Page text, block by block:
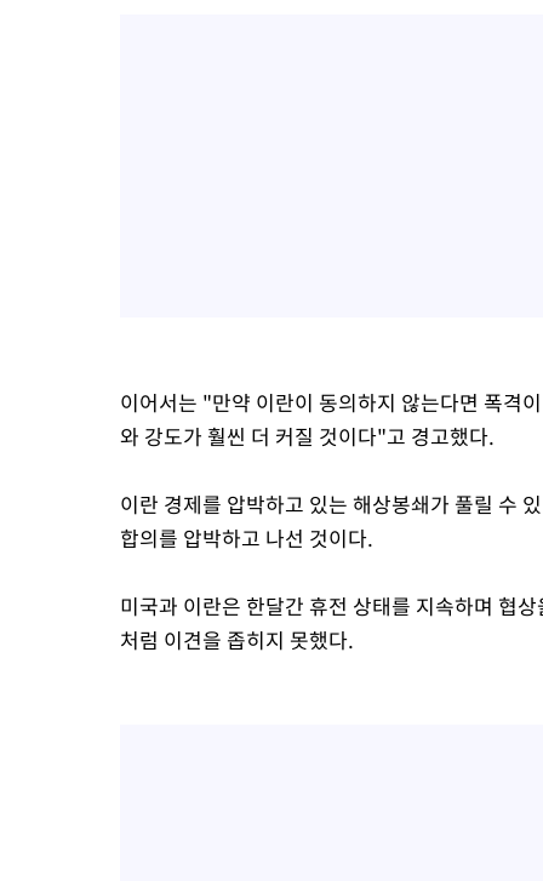
이어서는 "만약 이란이 동의하지 않는다면 폭격
와 강도가 훨씬 더 커질 것이다"고 경고했다.
이란 경제를 압박하고 있는 해상봉쇄가 풀릴 수
합의를 압박하고 나선 것이다.
미국과 이란은 한달간 휴전 상태를 지속하며 협
처럼 이견을 좁히지 못했다.